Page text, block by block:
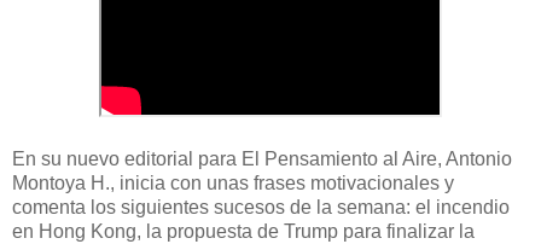
En su nuevo editorial para El Pensamiento al Aire, Antonio
Montoya H., inicia con unas frases motivacionales y
comenta los siguientes sucesos de la semana: el incendio
en Hong Kong, la propuesta de Trump para finalizar la